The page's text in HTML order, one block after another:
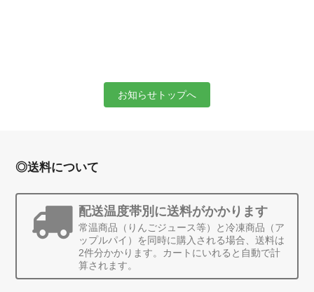
お知らせトップへ
◎送料について
配送温度帯別に送料がかかります
常温商品（りんごジュース等）と冷凍商品（ア
ップルパイ）を同時に購入される場合、送料は
2件分かかります。カートにいれると自動で計
算されます。